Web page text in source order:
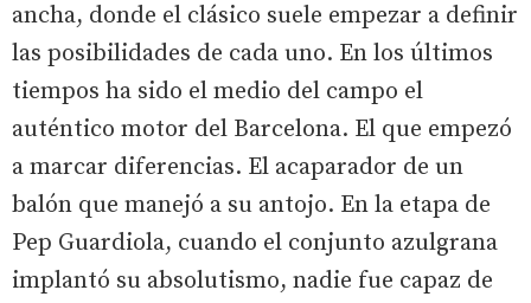
ancha, donde el clásico suele empezar a definir
las posibilidades de cada uno. En los últimos
tiempos ha sido el medio del campo el
auténtico motor del Barcelona. El que empezó
a marcar diferencias. El acaparador de un
balón que manejó a su antojo. En la etapa de
Pep Guardiola, cuando el conjunto azulgrana
implantó su absolutismo, nadie fue capaz de